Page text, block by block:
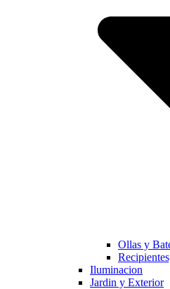
Ollas y
Iluminacion
Jardin y Exterior